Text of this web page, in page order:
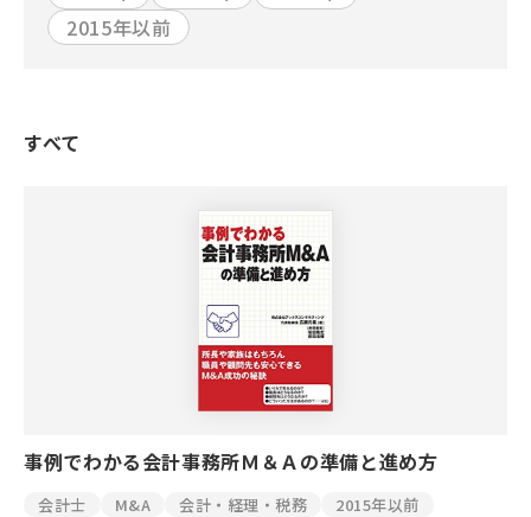
2015年以前
すべて
事例でわかる会計事務所Ｍ＆Ａの準備と進め方
会計士 M&A 会計・経理・税務 2015年以前